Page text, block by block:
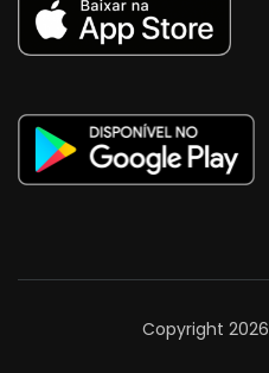
Copyright 2026